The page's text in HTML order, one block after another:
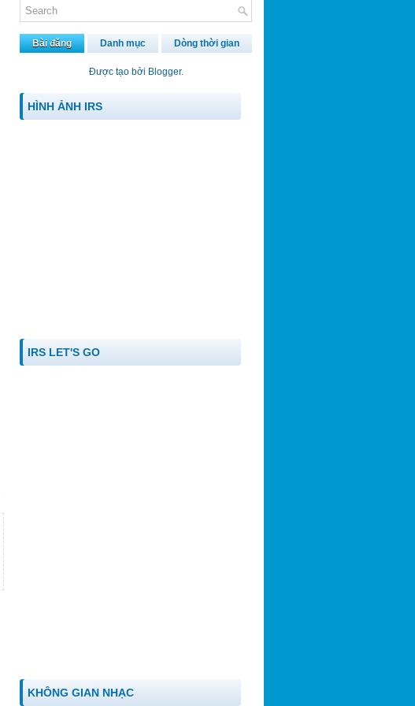
Bài đăng Danh mục Dòng thời gian
Được tạo bởi Blogger.
HÌNH ẢNH IRS
IRS LET'S GO
KHÔNG GIAN NHẠC